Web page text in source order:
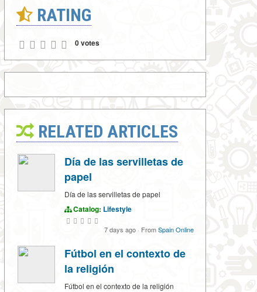
RATING
0 votes
RELATED ARTICLES
Día de las servilletas de
papel
Día de las servilletas de papel
Catalog: Lifestyle
7 days ago · FromSpain Online
Fútbol en el contexto de
la religión
Fútbol en el contexto de la religión